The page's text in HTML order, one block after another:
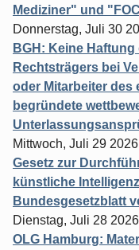
Mediziner" und
Donnerstag, Juli 30
BGH: Keine
Rechtsträgers bei
oder Mitarbeiter des
begründete
Mittwoch, Juli 29 2026
Gesetz zur
künstliche
Bundesgesetzblatt
Dienstag, Juli 28 2026
OLG Hamburg: